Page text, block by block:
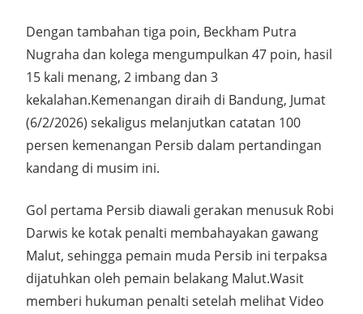
Dengan tambahan tiga poin, Beckham Putra
Nugraha dan kolega mengumpulkan 47 poin, hasil
15 kali menang, 2 imbang dan 3
kekalahan.Kemenangan diraih di Bandung, Jumat
(6/2/2026) sekaligus melanjutkan catatan 100
persen kemenangan Persib dalam pertandingan
kandang di musim ini.
Gol pertama Persib diawali gerakan menusuk Robi
Darwis ke kotak penalti membahayakan gawang
Malut, sehingga pemain muda Persib ini terpaksa
dijatuhkan oleh pemain belakang Malut.Wasit
memberi hukuman penalti setelah melihat Video